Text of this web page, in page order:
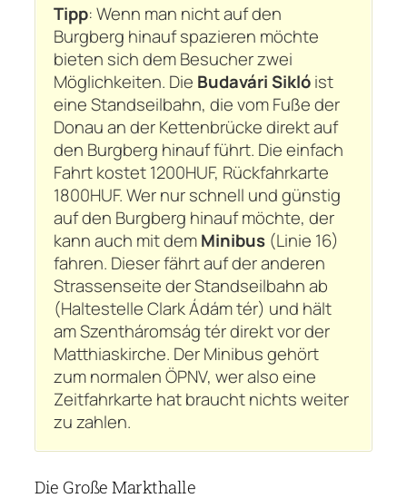
Tipp: Wenn man nicht auf den
Burgberg hinauf spazieren möchte
bieten sich dem Besucher zwei
Möglichkeiten. Die Budavári Siklóist
eine Standseilbahn, die vom Fuße der
Donau an der Kettenbrücke direkt auf
den Burgberg hinauf führt. Die einfach
Fahrt kostet 1200HUF, Rückfahrkarte
1800HUF. Wer nur schnell und günstig
auf den Burgberg hinauf möchte, der
kann auch mit demMinibus(Linie 16)
fahren. Dieser fährt auf der anderen
Strassenseite der Standseilbahn ab
(Haltestelle Clark Ádám tér) und hält
am Szentháromság tér direkt vor der
Matthiaskirche. Der Minibus gehört
zum normalen ÖPNV, wer also eine
Zeitfahrkarte hat braucht nichts weiter
zu zahlen.
Die Große Markthalle